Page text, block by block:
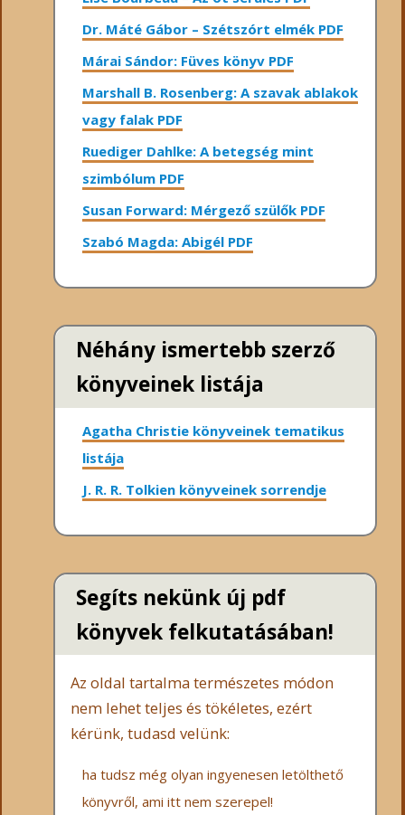
Dr. Máté Gábor – Szétszórt elmék PDF
Márai Sándor: Füves könyv PDF
Marshall B. Rosenberg: A szavak ablakok
vagy falak PDF
Ruediger Dahlke: A betegség mint
szimbólum PDF
Susan Forward: Mérgező szülők PDF
Szabó Magda: Abigél PDF
Néhány ismertebb szerző
könyveinek listája
Agatha Christie könyveinek tematikus
listája
J. R. R. Tolkien könyveinek sorrendje
Segíts nekünk új pdf
könyvek felkutatásában!
Az oldal tartalma természetes módon
nem lehet teljes és tökéletes, ezért
kérünk, tudasd velünk:
ha tudsz még olyan ingyenesen letölthető
könyvről, ami itt nem szerepel!